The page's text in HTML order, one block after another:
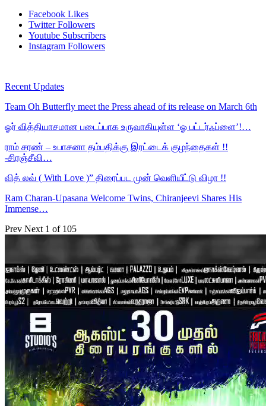
Facebook Likes
Twitter Followers
Youtube Subscribers
Instagram Followers
Recent Updates
Team Oh Butterfly meet the Press ahead of its release on March 6th
ஓர் வித்தியாசமான படைப்பாக உருவாகியுள்ள ‘ஓ பட்டர்ஃப்ளை’!…
ராம் சரண் – உபாசனா தம்பதிக்கு இரட்டைக் குழந்தைகள் !!
-சிரஞ்சீவி…
வித் லவ் ( With Love )” திரைப்பட முன் வெளியீட்டு விழா !!
Ram Charan-Upasana Welcome Twins, Chiranjeevi Shares His
Immense…
Prev Next 1 of 105